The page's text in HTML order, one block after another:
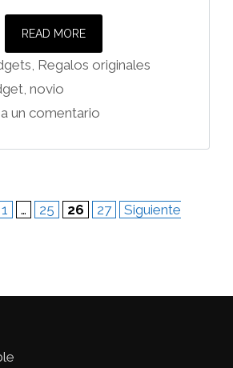
READ MORE
, Regalos originales
, novio
un comentario
Página
1 … Página
25 Página
26 Página
27
Siguiente